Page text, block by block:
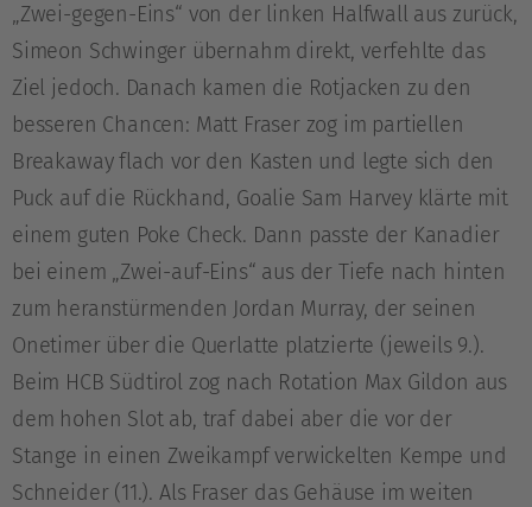
„Zwei-gegen-Eins“ von der linken Halfwall aus zurück,
Simeon Schwinger übernahm direkt, verfehlte das
Ziel jedoch. Danach kamen die Rotjacken zu den
besseren Chancen: Matt Fraser zog im partiellen
Breakaway flach vor den Kasten und legte sich den
Puck auf die Rückhand, Goalie Sam Harvey klärte mit
einem guten Poke Check. Dann passte der Kanadier
bei einem „Zwei-auf-Eins“ aus der Tiefe nach hinten
zum heranstürmenden Jordan Murray, der seinen
Onetimer über die Querlatte platzierte (jeweils 9.).
Beim HCB Südtirol zog nach Rotation Max Gildon aus
dem hohen Slot ab, traf dabei aber die vor der
Stange in einen Zweikampf verwickelten Kempe und
Schneider (11.). Als Fraser das Gehäuse im weiten